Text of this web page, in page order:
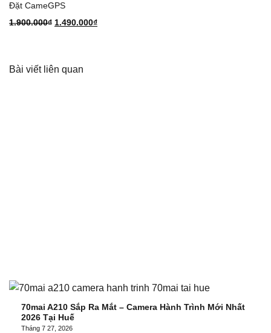
Đặt CameGPS
1.900.000₫ Giá
1.490.000₫Giá
Bài viết liên quan
70mai A210 Sắp Ra Mắt – Camera Hành Trình Mới Nhất
2026 Tại Huế
Tháng 7 27, 2026